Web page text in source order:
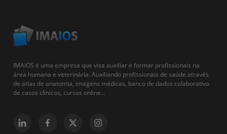
IMAIOS é uma empresa que visa auxiliar e formar profissionais na
área humana e veterinária. Auxiliando profissionais de saúde através
de atlas de anatomia, imagens médicas, banco de dados colaborativo
de casos clínicos, cursos online...